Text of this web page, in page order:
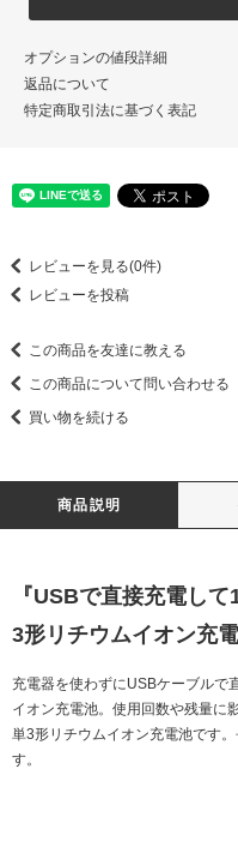
オプションの値段詳細
返品について
特定商取引法に基づく表記
レビューを見る(0件)
レビューを投稿
この商品を友達に教える
この商品について問い合わせる
買い物を続ける
商品説明
『USBで直接充電し
3形リチウムイオン充
充電器を使わずにUSBケーブルで
イオン充電池。使用回数や残量に
単3形リチウムイオン充電池です
す。